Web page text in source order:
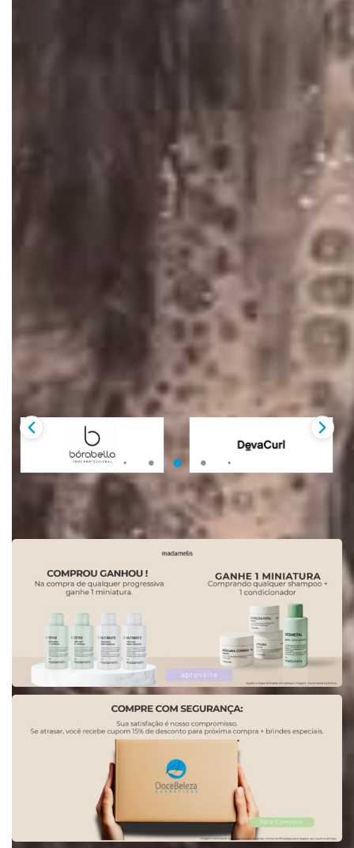
Melhores Marcas